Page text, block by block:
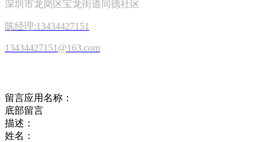
深圳市龙岗区宝龙街道同德社区
陈经理:13434427151
13434427151@163.com
留言应用名称：
底部留言
描述：
姓名：